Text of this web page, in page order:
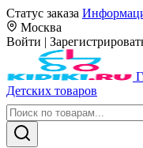
Статус заказа
Москва
Войти |
Детских товаров